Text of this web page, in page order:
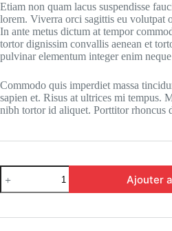
Etiam non quam lacus suspendisse
lorem. Viverra orci sagittis eu volutpat
In ante metus dictum at tempor
tortor dignissim convallis aenean et
pulvinar elementum integer enim
Commodo quis imperdiet massa
sapien et. Risus at ultrices mi tempus.
nibh tortor id aliquet. Porttitor rhoncus
Ajouter